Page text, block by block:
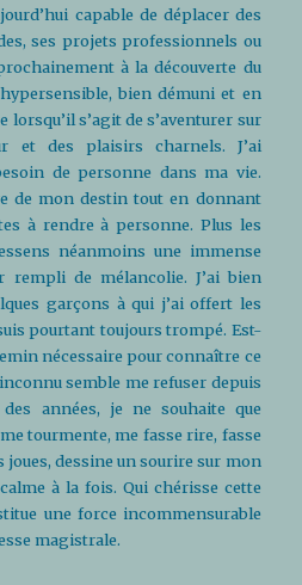
capable de déplacer des
ses projets professionnels ou
à la découverte du
bien démuni et en
s’agit de s’aventurer sur
et des plaisirs charnels. J’ai
de personne dans ma vie.
de mon destin tout en donnant
à rendre à personne. Plus les
néanmoins une immense
de mélancolie. J’ai bien
garçons à qui j’ai offert les
pourtant toujours trompé. Est-
nécessaire pour connaître ce
semble me refuser depuis
années, je ne souhaite que
tourmente, me fasse rire, fasse
joues, dessine un sourire sur mon
à la fois. Qui chérisse cette
une force incommensurable
magistrale.